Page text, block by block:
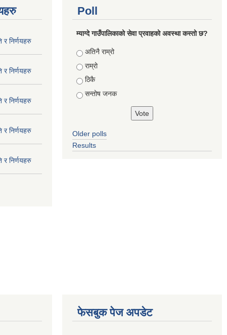
र निर्णयहरु
र निर्णयहरु
र निर्णयहरु
र निर्णयहरु
र निर्णयहरु
Poll
म्याग्दे गाउँपालिकाको सेवा प्रवाहको अवस्था कस्तो छ?
Choices
अतिनै राम्रो
राम्रो
ठिकै
सन्तोष जनक
Older polls
Results
फेसबुक पेज अपडेट